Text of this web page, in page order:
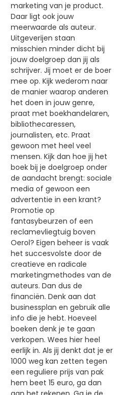
marketing van je product.
Daar ligt ook jouw
meerwaarde als auteur.
Uitgeverijen staan
misschien minder dicht bij
jouw doelgroep dan jij als
schrijver. Jij moet er de boer
mee op. Kijk wederom naar
de manier waarop anderen
het doen in jouw genre,
praat met boekhandelaren,
bibliothecaressen,
journalisten, etc. Praat
gewoon met heel veel
mensen. Kijk dan hoe jij het
boek bij je doelgroep onder
de aandacht brengt: sociale
media of gewoon een
advertentie in een krant?
Promotie op
fantasybeurzen of een
reclamevliegtuig boven
Oerol? Eigen beheer is vaak
het succesvolste door de
creatieve en radicale
marketingmethodes van de
auteurs. Dan dus de
financiën. Denk aan dat
businessplan en gebruik alle
info die je hebt. Hoeveel
boeken denk je te gaan
verkopen. Wees hier heel
eerlijk in. Als jij denkt dat je er
1000 weg kan zetten tegen
een reguliere prijs van pak
hem beet 15 euro, ga dan